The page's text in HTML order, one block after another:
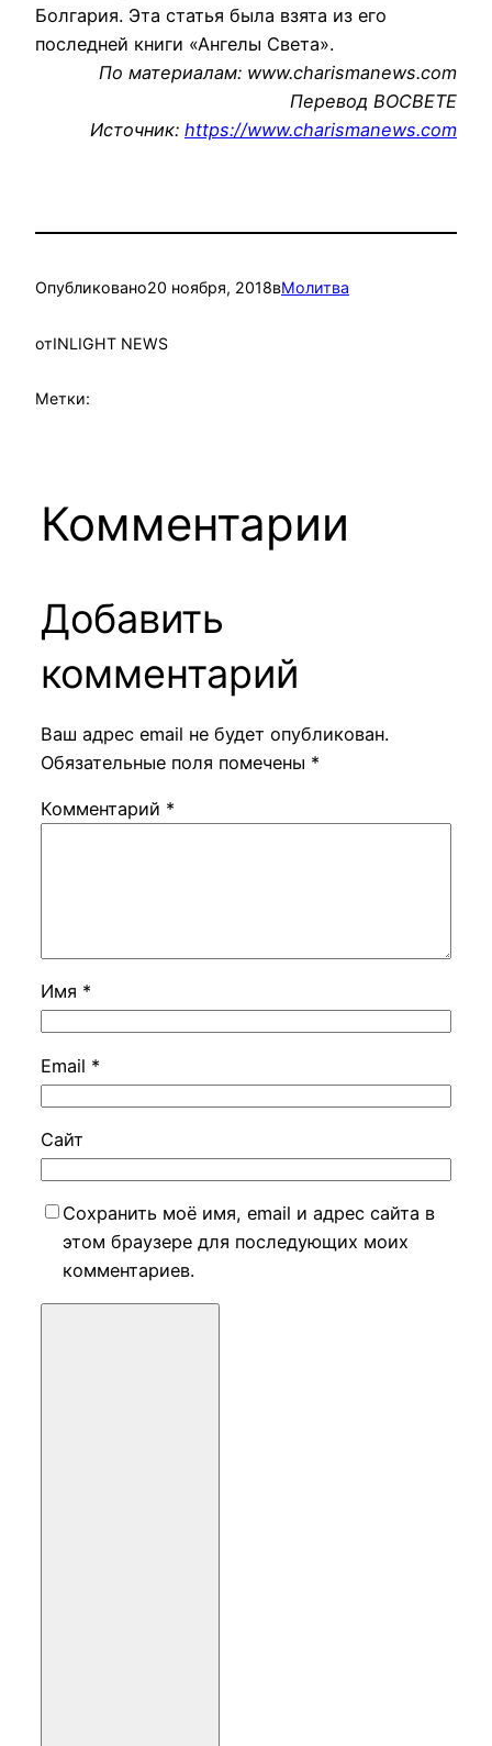
Болгария. Эта статья была взята из его
последней книги «Ангелы Света».
По материалам: www.charismanews.com
Перевод ВОСВЕТЕ
Источник: https://www.charismanews.com
Опубликовано20 ноября, 2018вМолитва
отINLIGHT NEWS
Метки:
Комментарии
Добавить
комментарий
Ваш адрес email не будет опубликован.
Обязательные поля помечены *
Комментарий *
Имя *
Email *
Сайт
Сохранить моё имя, email и адрес сайта в
этом браузере для последующих моих
комментариев.